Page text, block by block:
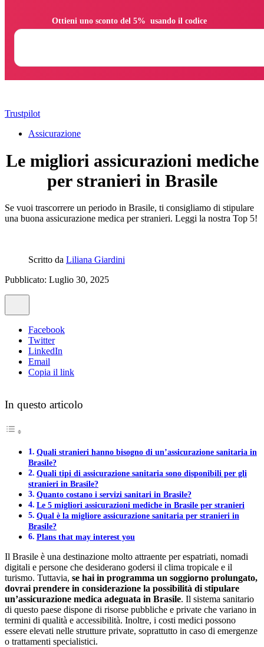
Trustpilot
Assicurazione
Le migliori assicurazioni mediche
per stranieri in Brasile
Se vuoi trascorrere un periodo in Brasile, ti consigliamo di stipulare
una buona assicurazione medica per stranieri. Leggi la nostra Top 5!
Scritto da Liliana Giardini
Pubblicato: Luglio 30, 2025
Facebook
Twitter
LinkedIn
Email
Copia il link
In questo articolo
Quali stranieri hanno bisogno di un’assicurazione sanitaria in
Brasile?
Quali tipi di assicurazione sanitaria sono disponibili per gli
stranieri in Brasile?
Quanto costano i servizi sanitari in Brasile?
Le 5 migliori assicurazioni mediche in Brasile per stranieri
Qual è la migliore assicurazione sanitaria per stranieri in
Brasile?
Plans that may interest you
Il Brasile è una destinazione molto attraente per espatriati, nomadi
digitali e persone che desiderano godersi il clima tropicale e il
turismo. Tuttavia, se hai in programma un soggiorno prolungato,
dovrai prendere in considerazione la possibilità di stipulare
un’assicurazione medica adeguata in Brasile. Il sistema sanitario
di questo paese dispone di risorse pubbliche e private che variano in
termini di qualità e accessibilità. Inoltre, i costi medici possono
essere elevati nelle strutture private, soprattutto in caso di emergenze
o trattamenti specialistici.